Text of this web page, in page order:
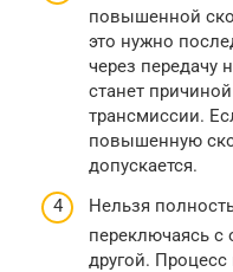
повышенной
это нужно
через передачу
станет
трансмиссии.
повышенную
допускается.
Нельзя
переключаясь с
другой.